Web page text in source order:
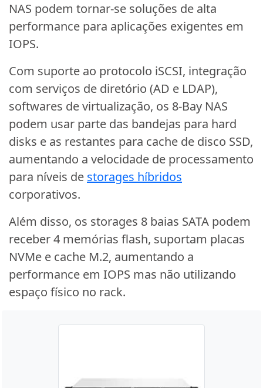
NAS podem tornar-se soluções de alta
performance para aplicações exigentes em
IOPS.
Com suporte ao protocolo iSCSI, integração
com serviços de diretório (AD e LDAP),
softwares de virtualização, os 8-Bay NAS
podem usar parte das bandejas para hard
disks e as restantes para cache de disco SSD,
aumentando a velocidade de processamento
para níveis de storages híbridos
corporativos.
Além disso, os storages 8 baias SATA podem
receber 4 memórias flash, suportam placas
NVMe e cache M.2, aumentando a
performance em IOPS mas não utilizando
espaço físico no rack.